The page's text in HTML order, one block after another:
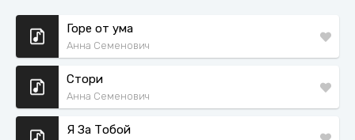
Горе от ума
Анна Семенович
Стори
Анна Семенович
Я За Тобой